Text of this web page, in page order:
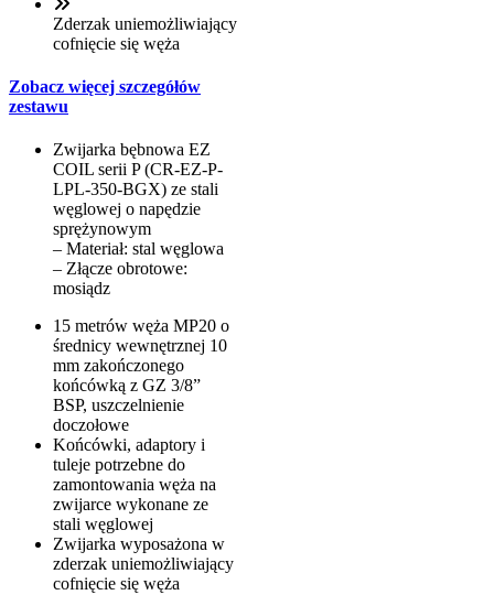
Zderzak uniemożliwiający
cofnięcie się węża
Zobacz więcej szczegółów
zestawu
Zwijarka bębnowa EZ
COIL serii P (CR-EZ-P-
LPL-350-BGX) ze stali
węglowej o napędzie
sprężynowym
– Materiał: stal węglowa
– Złącze obrotowe:
mosiądz
15 metrów węża MP20 o
średnicy wewnętrznej 10
mm zakończonego
końcówką z GZ 3/8”
BSP, uszczelnienie
doczołowe
Końcówki, adaptory i
tuleje potrzebne do
zamontowania węża na
zwijarce wykonane ze
stali węglowej
Zwijarka wyposażona w
zderzak uniemożliwiający
cofnięcie się węża